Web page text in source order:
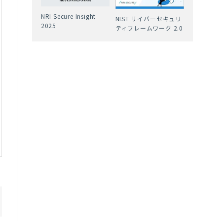
NRI Secure Insight
2025
NIST サイバーセキュリ
ティフレームワーク 2.0